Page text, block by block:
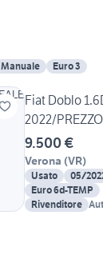
Manuale Euro 3
Fiat Doblo
2022/
9.500 €
Verona (VR)
Usato 05/
Euro 6d-TEMP
Rivenditore